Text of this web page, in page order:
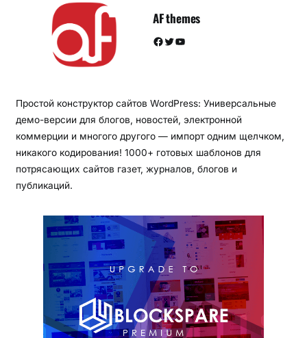
AF themes
Facebook Twitter YouTube
Простой конструктор сайтов WordPress: Универсальные
демо-версии для блогов, новостей, электронной
коммерции и многого другого — импорт одним щелчком,
никакого кодирования! 1000+ готовых шаблонов для
потрясающих сайтов газет, журналов, блогов и
публикаций.